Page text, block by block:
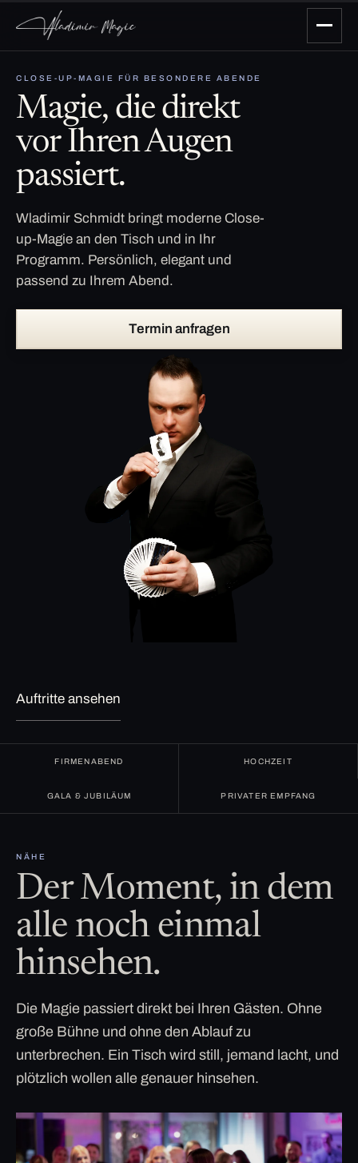
CLOSE-UP-MAGIE FÜR BESONDERE ABENDE
Magie, die direkt
vor Ihren Augen
passiert.
Wladimir Schmidt bringt moderne Close-
up-Magie an den Tisch und in Ihr
Programm. Persönlich, elegant und
passend zu Ihrem Abend.
Termin anfragen
Auftritte ansehen
FIRMENABEND HOCHZEIT
GALA & JUBILÄUM PRIVATER EMPFANG
NÄHE
Der Moment, in dem
alle noch einmal
hinsehen.
Die Magie passiert direkt bei Ihren Gästen. Ohne
große Bühne und ohne den Ablauf zu
unterbrechen. Ein Tisch wird still, jemand lacht, und
plötzlich wollen alle genauer hinsehen.